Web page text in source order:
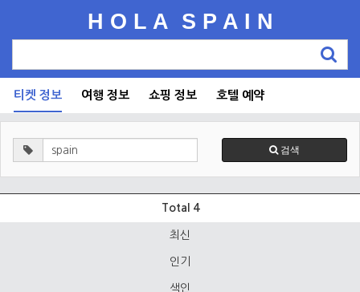
H O L A S P A I N
티켓 정보 여행 정보 쇼핑 정보 호텔 예약
검색
Total 4
최신
인기
색인